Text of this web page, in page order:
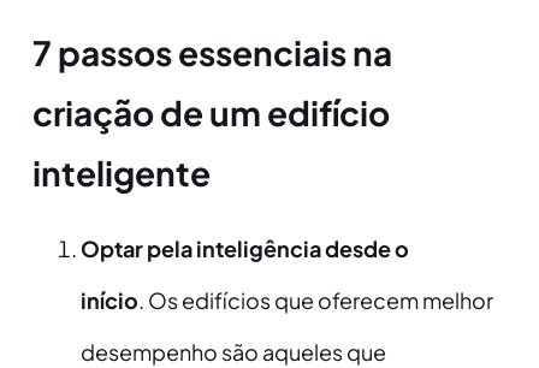
7 passos essenciais na
criação de um edifício
inteligente
Optar pela inteligência desde o
início. Os edifícios que oferecem melhor
desempenho são aqueles que